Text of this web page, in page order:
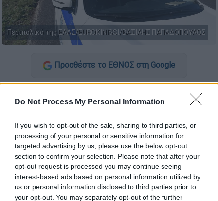
Do Not Process My Personal Information
If you wish to opt-out of the sale, sharing to third parties, or
processing of your personal or sensitive information for
targeted advertising by us, please use the below opt-out
section to confirm your selection. Please note that after your
opt-out request is processed you may continue seeing
interest-based ads based on personal information utilized by
us or personal information disclosed to third parties prior to
your opt-out. You may separately opt-out of the further
Περιπολικό της ΕΛΑΣ/EUROKINISSI/ΒΑΣΙΛΗΣ ΠΑΠΑΔΟΠΟΥΛΟΣ
Προσθέστε το ΕΘΝΟΣ στη Google
πραγματοποιώντας επικίνδυνους ελιγμούς
σύλληψης διακινητής ο οποίος μετέφερε με
Ι.Χ.Ε. αυτοκίνητοπέντεμετανάστες που
εισήλθαν στη χώρα.
Προσπάθησε να διαφύγει με
επικίνδυνους ελιγμούς